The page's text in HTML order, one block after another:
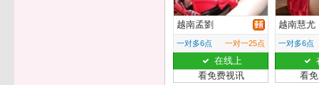
越南孟劉
一对多6点 一对一25点
在线上
看免费视讯
越南慧尤
一对多6点
看